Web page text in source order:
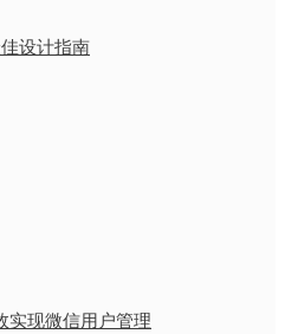
设计指南
实现微信用户管理